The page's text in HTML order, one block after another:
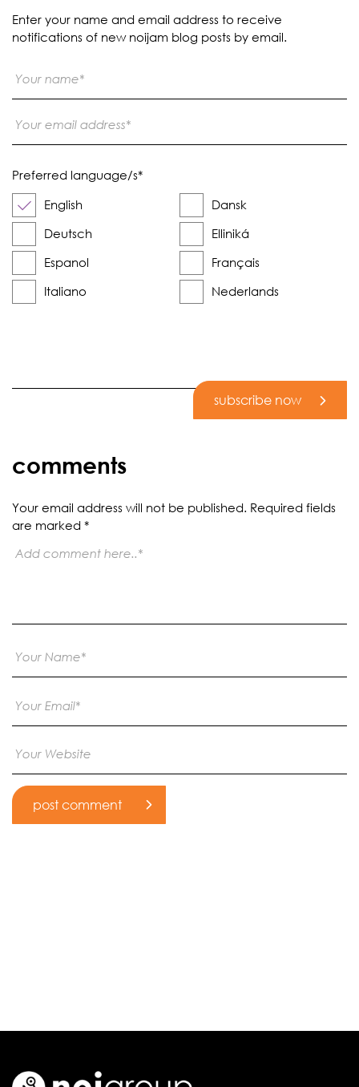
Enter your name and email address to receive
notifications of new noijam blog posts by email.
Preferred language/s*
English
Dansk
Deutsch
Elliniká
Espanol
Français
Italiano
Nederlands
subscribe now
comments
Your email address will not be published. Required fields
are marked *